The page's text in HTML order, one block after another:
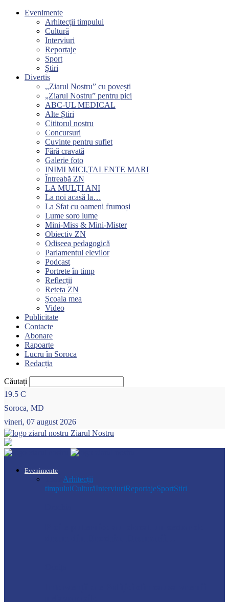
Evenimente
Arhitecții timpului
Cultură
Interviuri
Reportaje
Sport
Știri
Divertis
,,Ziarul Nostru” cu povești
„Ziarul Nostru” pentru pici
ABC-UL MEDICAL
Alte Știri
Cititorul nostru
Concursuri
Cuvinte pentru suflet
Fără cravată
Galerie foto
INIMI MICI,TALENTE MARI
Întreabă ZN
LA MULŢI ANI
La noi acasă la…
La Sfat cu oameni frumoși
Lume soro lume
Mini-Miss & Mini-Mister
Obiectiv ZN
Odiseea pedagogică
Parlamentul elevilor
Podcast
Portrete în timp
Reflecții
Reteta ZN
Școala mea
Video
Publicitate
Contacte
Abonare
Rapoarte
Lucru în Soroca
Redacția
Căutați
19.5 C
Soroca, MD
vineri, 07 august 2026
Ziarul Nostru
Evenimente
Arhitecții
timpuluiCulturăInterviuriReportajeSportȘtiri